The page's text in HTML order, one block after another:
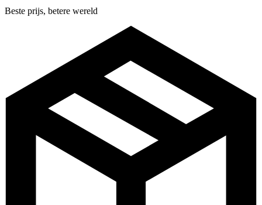
Beste prijs, betere wereld